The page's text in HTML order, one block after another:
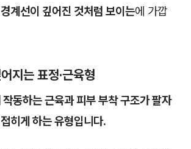
계선이 깊어진 것처럼 보이는에 가깝
지는 표정·근육형
동하는 근육과 피부 부착 구조가 팔자
히게 하는 유형입니다.